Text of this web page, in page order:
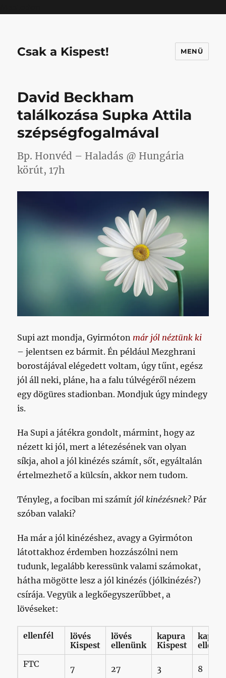
Csak a Kispest! MENÜ
David Beckham
találkozása Supka Attila
szépségfogalmával
Bp. Honvéd – Haladás @ Hungária
körút, 17h
Supi azt mondja, Gyirmóton már jól néztünk ki
– jelentsen ez bármit. Én például Mezghrani
borostájával elégedett voltam, úgy tűnt, egész
jól áll neki, pláne, ha a falu túlvégéről nézem
egy dögüres stadionban. Mondjuk úgy mindegy
is.
Ha Supi a játékra gondolt, mármint, hogy az
nézett ki jól, mert a létezésének van olyan
síkja, ahol a jól kinézés számít, sőt, egyáltalán
értelmezhető a külcsín, akkor nem tudom.
Tényleg, a fociban mi számít jól kinézésnek? Pár
szóban valaki?
Ha már a jól kinézéshez, avagy a Gyirmóton
látottakhoz érdemben hozzászólni nem
tudunk, legalább keressünk valami számokat,
hátha mögötte lesz a jól kinézés (jólkinézés?)
csírája. Vegyük a legkőegyszerűbbet, a
lövéseket:
ellenfél
lövés
Kispest
lövés
ellenünk
kapura
Kispest
kapura
FTC
7 27 3 8